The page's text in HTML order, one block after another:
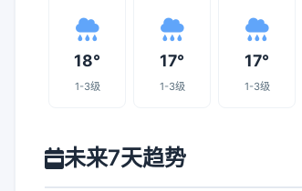
18°
1-3级
17°
1-3级
17°
1-3级
未来7天趋势